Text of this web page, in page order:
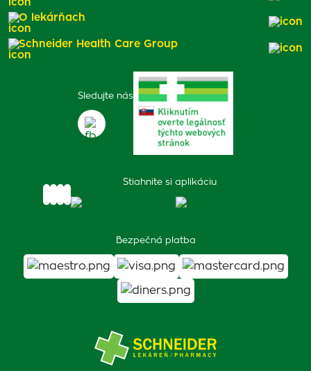
Sledujte nás
Stiahnite si aplikáciu
Bezpečná platba
O lekárňach
Schneider Health Care Group